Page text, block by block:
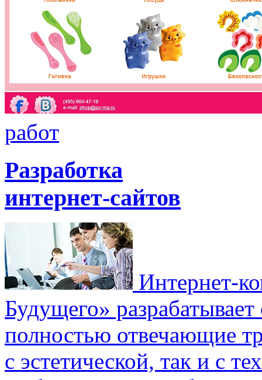
работ
Разработка
интернет-сайтов
Интернет-
Будущего»
полностью отвечающие
с эстетической, так и с